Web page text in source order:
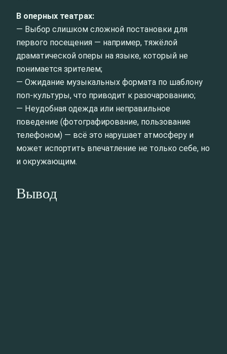
В оперных театрах:
— Выбор слишком сложной постановки для
первого посещения — например, тяжёлой
драматической оперы на языке, который не
понимается зрителем;
— Ожидание музыкальных формата по шаблону
поп-культуры, что приводит к разочарованию;
— Неудобная одежда или неправильное
поведение (фотографирование, пользование
телефоном) — всё это нарушает атмосферу и
может испортить впечатление не только себе, но
и окружающим.
Вывод